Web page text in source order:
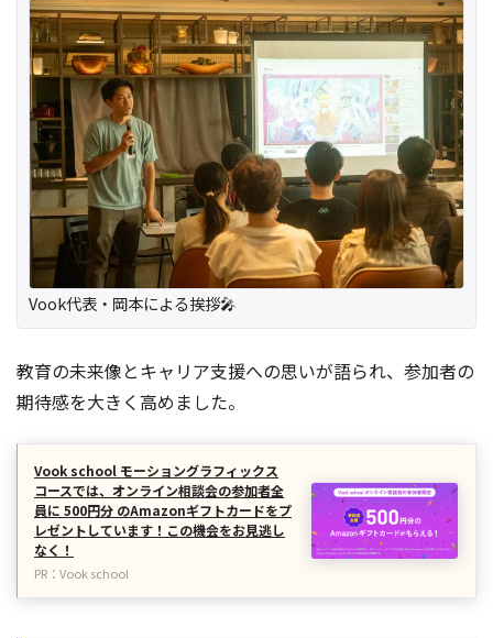
Vook代表・岡本による挨拶🎤
教育の未来像とキャリア支援への思いが語られ、参加者の
期待感を大きく高めました。
Vook school モーショングラフィックス
コースでは、オンライン相談会の参加者全
員に 500円分 のAmazonギフトカードをプ
レゼントしています！この機会をお見逃し
なく！
PR：Vook school